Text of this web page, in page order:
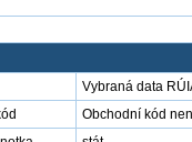
Vybraná data
Obchodní kód